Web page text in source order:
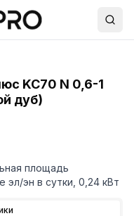
KC70 N 0,6-1
дуб)
площадь
эл/эн в сутки, 0,24 кВт